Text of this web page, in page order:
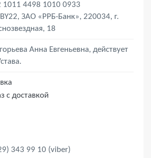
1011 4498 1010 0933
ЗАО «РРБ-Банк», 220034, г.
18
Анна Евгеньевна, действует
с доставкой
343 99 10 (viber)